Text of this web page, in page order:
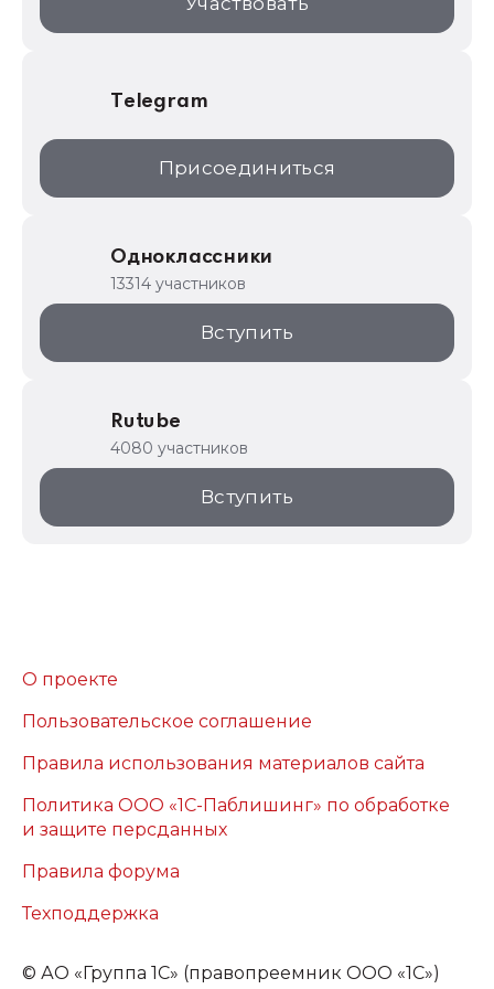
Telegram
Присоединиться
Одноклассники
13314 участников
Вступить
Rutube
4080 участников
Вступить
О проекте
Пользовательское соглашение
Правила использования материалов сайта
Политика ООО «1С-Паблишинг» по обработке
и защите персданных
Правила форума
Техподдержка
© АО «Группа 1С» (правопреемник ООО «1С»)